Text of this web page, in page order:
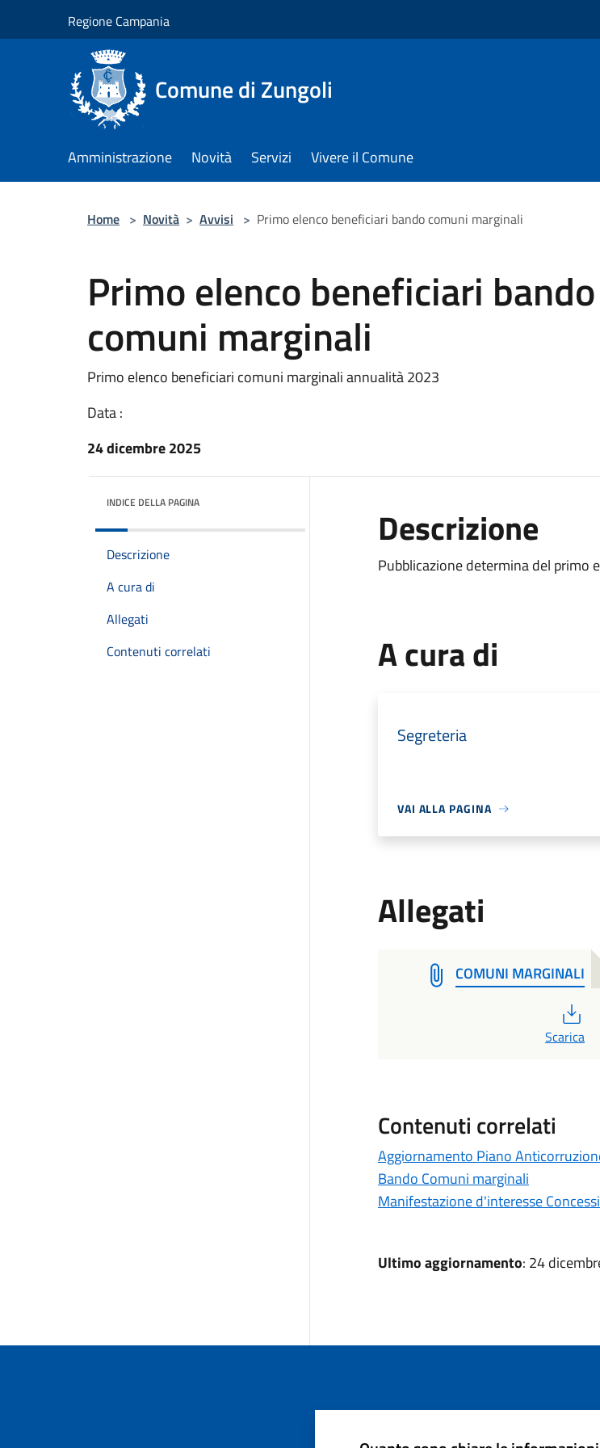
Regione Campania
Comune di Zungoli
Amministrazione Novità Servizi Vivere il Comune
Home > Novità > Avvisi > Primo elenco beneficiari bando comuni marginali
Primo elenco beneficiari bando
comuni marginali
Primo elenco beneficiari comuni marginali annualità 2023
Data :
24 dicembre 2025
INDICE DELLA PAGINA
Descrizione
A cura di
Allegati
Contenuti correlati
Descrizione
Pubblicazione determina del primo
A cura di
Segreteria
VAI ALLA PAGINA
Allegati
COMUNI MARGINALI
Scarica
Contenuti correlati
Aggiornamento Piano
Bando Comuni marginali
Manifestazione d'interesse
Ultimo aggiornamento: 24